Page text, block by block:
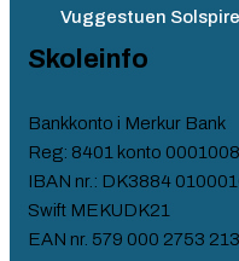
Vuggestuen
Skoleinfo
Bankkonto i Merkur Bank
Reg: 8401 konto
IBAN nr.: DK3884
Swift MEKUDK21
EAN nr. 579 000 2753 213​